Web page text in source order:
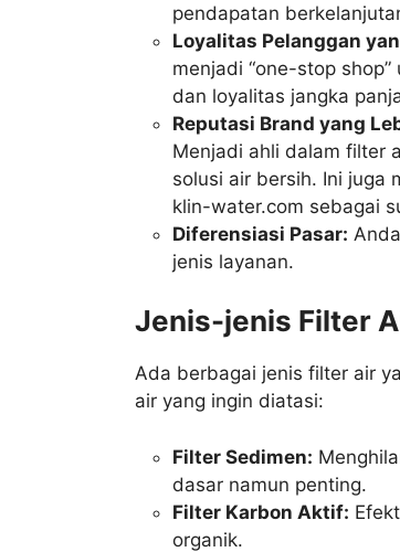
pendapatan
Loyalitas Pelanggan
menjadi “one-stop
dan loyalitas jangka
Reputasi Brand yang
Menjadi ahli dalam filter
solusi air bersih. Ini juga
klin-water.com sebagai
Diferensiasi Pasar:
jenis layanan.
Jenis-jenis Filter
Ada berbagai jenis filter air
air yang ingin diatasi:
Filter Sedimen:
dasar namun penting.
Filter Karbon Aktif:
organik.